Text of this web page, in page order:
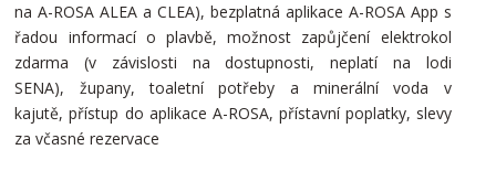
na A-ROSA ALEA a CLEA), bezplatná aplikace A-ROSA App s
řadou informací o plavbě, možnost zapůjčení elektrokol
zdarma (v závislosti na dostupnosti, neplatí na lodi
SENA), župany, toaletní potřeby a minerální voda v
kajutě, přístup do aplikace A-ROSA, přístavní poplatky, slevy
za včasné rezervace